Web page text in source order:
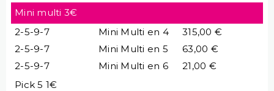
Mini multi 3€
2-5-9-7
Mini Multi en 4
315,00 €
2-5-9-7
Mini Multi en 5
63,00 €
2-5-9-7
Mini Multi en 6
21,00 €
Pick 5 1€